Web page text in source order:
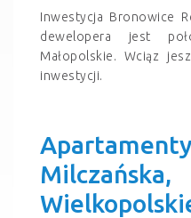
Inwestycja Bronowice
dewelopera jest
Małopolskie. Wciąz
inwestycji.
Apartamenty
Milczańska,